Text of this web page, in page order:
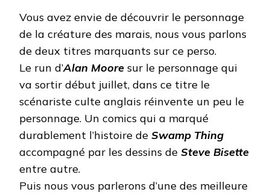
Vous avez envie de découvrir le personnage
de la créature des marais, nous vous parlons
de deux titres marquants sur ce perso.
Le run d’Alan Moore sur le personnage qui
va sortir début juillet, dans ce titre le
scénariste culte anglais réinvente un peu le
personnage. Un comics qui a marqué
durablement l’histoire de Swamp Thing
accompagné par les dessins de Steve Bisette
entre autre.
Puis nous vous parlerons d’une des meilleure